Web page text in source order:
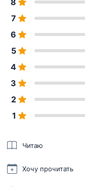
8
7
6
5
4
3
2
1
Читаю
Хочу прочитать